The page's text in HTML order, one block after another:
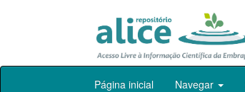
Skip
Página inicial Navegar